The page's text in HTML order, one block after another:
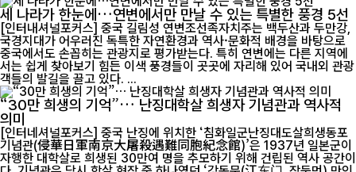
세 나라가 한눈에…연변에서만 만날 수 있는 특별한 풍경 5선
[인터내셔널포커스] 중국 길림성 연변조선족자치주는 백두산과 두만강,
국경지대가 어우러진 독특한 자연환경과 역사·문화적 배경을 바탕으로
중국에서도 손꼽히는 관광지로 평가받는다. 특히 연변에는 다른 지역에
서는 쉽게 찾아보기 힘든 이색 풍경들이 곳곳에 자리해 있어 국내외 관광
객들의 발길을 끌고 있다. ...
“30만 희생의 기억”… 난징대학살 희생자 기념관과 역사적
의미
[인터네셔널포커스] 중국 난징에 위치한 ‘침화일군난징대도살희생동포
기념관(侵華日軍南京大屠殺遇難同胞紀念館)’은 1937년 일본군이
자행한 대학살로 희생된 30만여 명을 추모하기 위해 건립된 역사 공간이